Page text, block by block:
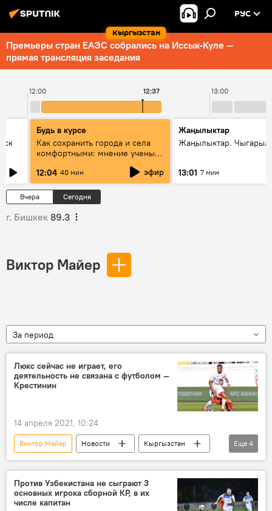
Кыргызстан
РУС
Премьеры стран ЕАЭС собрались на Иссык-Куле —
прямая трансляция заседания
12:00 13:00
12:37
Будь в курсе
Как сохранить города и села
комфортными: мнение ученых
12:04 40 мин эфир
Жаңылыктар
Жаңылыктар.
13:01 7 мин
Вчера Сегодня
г. Бишкек 89.3
Виктор Майер
За период
Люкс сейчас не играет, его
деятельность не связана с футболом —
Крестинин
14 апреля 2021, 10:24
Виктор Майер Новости
Кыргызстан
спорт
Александр Крестинин
футбол
Виталий Люкс
Еще 4
Против Узбекистана не сыграют 3
основных игрока сборной КР, в их
числе капитан